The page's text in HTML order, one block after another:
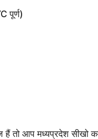
पूर्ण)
हैं तो आप मध्यप्रदेश